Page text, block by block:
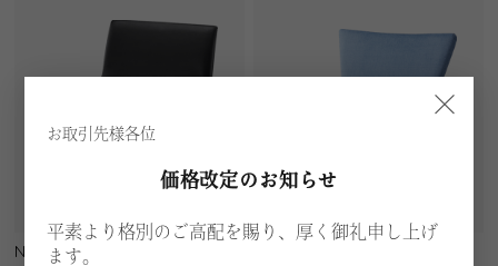
×
お取引先様各位
価格改定のお知らせ
平素より格別のご高配を賜り、厚く御礼申し上げ
ます。
N312